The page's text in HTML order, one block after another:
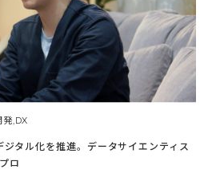
発,DX
タル化を推進。データサイエンティス
ロ